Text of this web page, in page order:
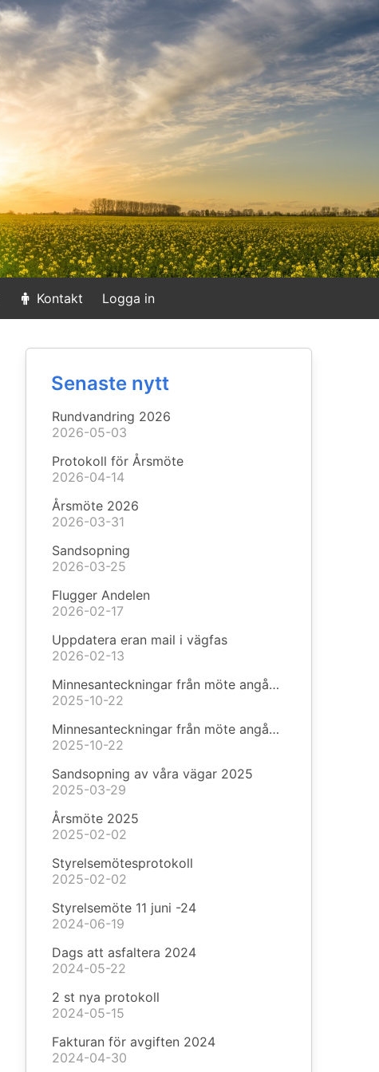
Kontakt Logga in
Senaste nytt
Rundvandring 2026
2026-05-03
Protokoll för Årsmöte
2026-04-14
Årsmöte 2026
2026-03-31
Sandsopning
2026-03-25
Flugger Andelen
2026-02-17
Uppdatera eran mail i vägfas
2026-02-13
Minnesanteckningar från möte angående missfärgat vatten
2025-10-22
Minnesanteckningar från möte angående missfärgat vatten
2025-10-22
Sandsopning av våra vägar 2025
2025-03-29
Årsmöte 2025
2025-02-02
Styrelsemötesprotokoll
2025-02-02
Styrelsemöte 11 juni -24
2024-06-19
Dags att asfaltera 2024
2024-05-22
2 st nya protokoll
2024-05-15
Fakturan för avgiften 2024
2024-04-30